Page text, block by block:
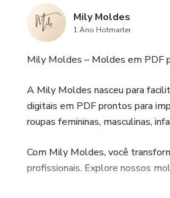
Mily Moldes
1 Ano Hotmarter
Mily Moldes – Moldes em PDF
A Mily Moldes nasceu para
digitais em PDF prontos para
roupas femininas, masculinas,
Com Mily Moldes, você
profissionais. Explore nossos